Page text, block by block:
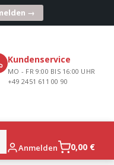
→
Kundenservice
MO - FR 9:00 BIS 16:00 UHR
+49 2451 611 00 90
Anmelden 0,00 €